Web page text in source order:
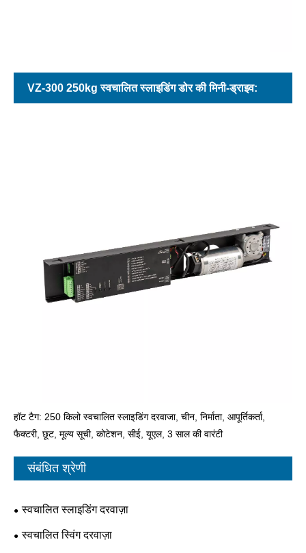
VZ-300 250kg स्वचालित स्लाइडिंग डोर की मिनी-ड्राइव:
हॉट टैग: 250 किलो स्वचालित स्लाइडिंग दरवाजा, चीन, निर्माता, आपूर्तिकर्ता,
फैक्टरी, छूट, मूल्य सूची, कोटेशन, सीई, यूएल, 3 साल की वारंटी
संबंधित श्रेणी
स्वचालित स्लाइडिंग दरवाज़ा
स्वचालित स्विंग दरवाज़ा